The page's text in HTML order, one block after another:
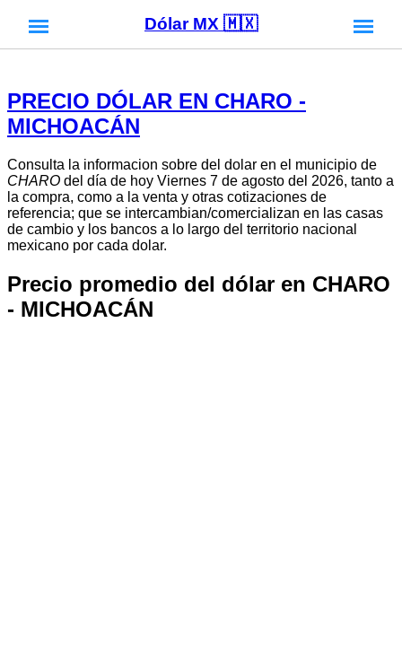
Dólar MX 🇲🇽
PRECIO DÓLAR EN CHARO -
MICHOACÁN
Consulta la informacion sobre del dolar en el municipio de
CHARO del día de hoy Viernes 7 de agosto del 2026, tanto a
la compra, como a la venta y otras cotizaciones de
referencia; que se intercambian/comercializan en las casas
de cambio y los bancos a lo largo del territorio nacional
mexicano por cada dolar.
Precio promedio del dólar en CHARO
- MICHOACÁN